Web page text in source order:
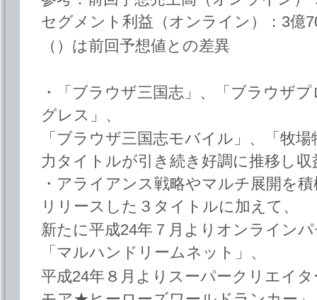
セグメント利益（オンライン）：3億
（）は前回予想値との差異
・「ブラウザ三国志」、「ブラウザ
グレス」、
「ブラウザ三国志モバイル」、「牧
力タイトルが引き続き好調に推移し収
・アライアンス戦略やマルチ展開を
リリースした３タイトルに加えて、
新たに平成24年７月よりオンライン
「マルハンドリームネット」、
平成24年８月よりスーパークリエイ